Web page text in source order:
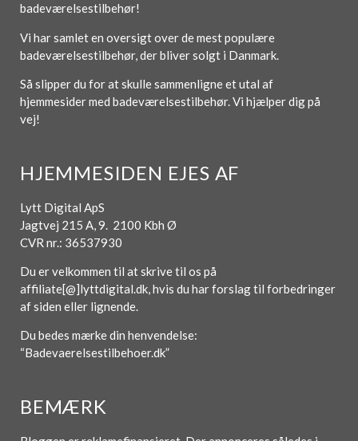
badeværelsestilbehør!
Vi har samlet en oversigt over de mest populære
badeværelsestilbehør, der bliver solgt i Danmark.
Så slipper du for at skulle sammenligne et utal af
hjemmesider med badeværelsestilbehør. Vi hjælper dig på
vej!
HJEMMESIDEN EJES AF
Lytt Digital ApS
Jagtvej 215 A, 9. 2100 Kbh Ø
CVR nr.: 36537930
Du er velkommen til at skrive til os på
affiliate[@]lyttdigital.dk, hvis du har forslag til forbedringer
af siden eller lignende.
Du bedes mærke din henvendelse:
“Badevaerelsestilbehoer.dk”
BEMÆRK